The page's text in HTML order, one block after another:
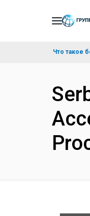
Что такое